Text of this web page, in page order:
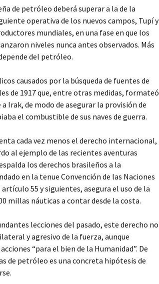
de petróleo deberá superar a la de la
operativa de los nuevos campos, Tupí y
mundiales, en una fase en que los
niveles nunca antes observados. Más
del petróleo.
causados por la búsqueda de fuentes de
de 1917 que, entre otras medidas, formateó
de modo de asegurar la provisión de
el combustible de sus naves de guerra.
cada vez menos el derecho internacional,
al ejemplo de las recientes aventuras
los derechos brasileños a la
en la tenue Convención de las Naciones
55 y siguientes, asegura el uso de la
millas náuticas a contar desde la costa.
lecciones del pasado, este derecho no
y agresivo de la fuerza, aunque
“para el bien de la Humanidad”. De
de petróleo es una concreta hipótesis de